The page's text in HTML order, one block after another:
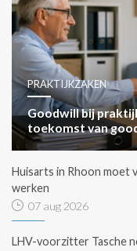
PRAKTIJKZAKEN
Goodwill bij
toekomst van
Huisarts in Rhoon moet
werken
07 aug 2026
LHV-voorzitter Tasche